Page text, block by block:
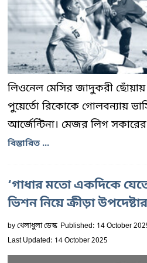
লিওনেল মেসির জাদুকরী ছোঁয়ায়
পুয়ের্তো রিকোকে গোলবন্যায়
আর্জেন্টিনা। মেজর লিগ সকারের
বিস্তারিত ...
‘গাধার মতো একদিকে যেতে
ভিশন নিয়ে ক্রীড়া
byখেলাধুলা ডেস্ক Published: 14 October
Last Updated: 14 October 2025